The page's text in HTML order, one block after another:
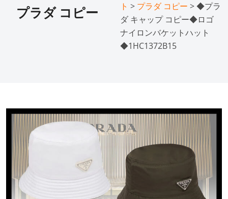
プラダ コピー
ト > プラダ コピー > ◆プラ
ダ キャップ コピー◆ロゴ
ナイロンバケットハット
◆1HC1372B15